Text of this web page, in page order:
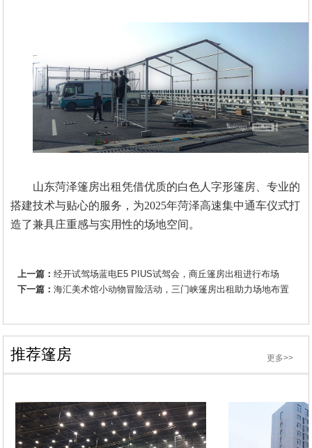
山东菏泽篷房出租凭借优质的白色人字形篷房、专业的
搭建技术与贴心的服务，为2025年菏泽高速集中通车仪式打
造了兼具庄重感与实用性的场地空间。
上一篇：经开试驾场蓝电E5 PIUS试驾会，商丘篷房出租进行布场
下一篇：海汇美术馆小动物冒险活动，三门峡篷房出租助力场地布置
推荐篷房 更多>>